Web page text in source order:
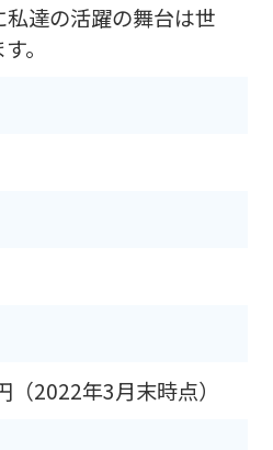
達の活躍の舞台は世
。
（2022年3月末時点）